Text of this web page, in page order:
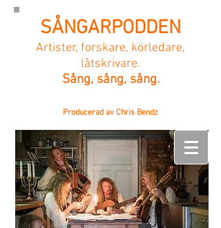
SÅNGARPODDEN
Artister, forskare, körledare,
låtskrivare.
Sång, sång, sång.
Producerad av Chris Bendz